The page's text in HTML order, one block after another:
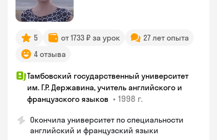
5 от 1733 ₽ за урок
27 лет опыта
4 отзыва
Тамбовский государственный университет
им. Г.Р. Державина, учитель английского и
французского языков • 1998 г.
Окончила университет по специальности
английский и французский языки